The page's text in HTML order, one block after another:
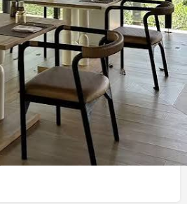
รับเส้นทาง ฝากค
for a relaxed dining
restaurant. With nature
is tranquil and calm as you
and local flavour of our